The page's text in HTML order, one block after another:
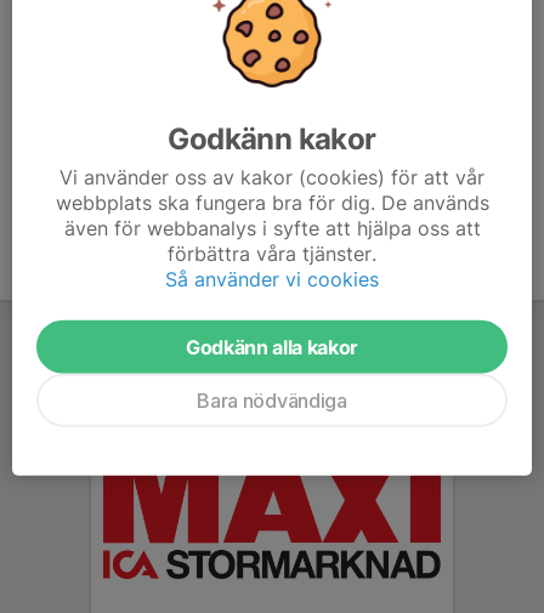
robert.lindqvist89@icloud.com
070-187 28 11Godkänn kakor
Vi använder oss av kakor (cookies) för att vår
webbplats ska fungera bra för dig. De används
även för webbanalys i syfte att hjälpa oss att
förbättra våra tjänster.
Så använder vi cookies
Godkänn alla kakor
Bara nödvändiga